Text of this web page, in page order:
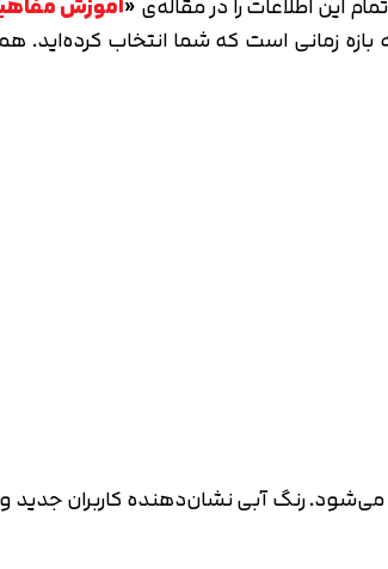
بازه زمانی است که شما انتخاب
رنگ آبی نشان‌دهنده کاربران جدید و
کد